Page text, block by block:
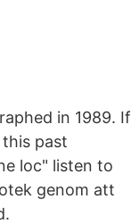
in 1989. If
past
loc" listen to
genom att